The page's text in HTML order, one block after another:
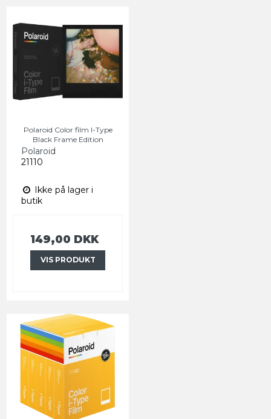
Polaroid Color film I-Type
Black Frame Edition
Polaroid
21110
Ikke på lager i
butik
149,00 DKK
VIS PRODUKT